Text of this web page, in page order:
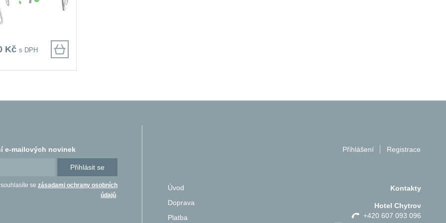
Kč s DPH
e-mailových novinek
Přihlásit se
sezásadami ochrany osobních
údajů.
Přihlášení Registrace
Úvod
Doprava
Platba
Kontakty
Hotel Chytrov
+420 607 093 096